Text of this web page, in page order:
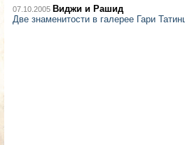
07.10.2005 Виджи и Рашид
Две знаменитости в галерее Гари